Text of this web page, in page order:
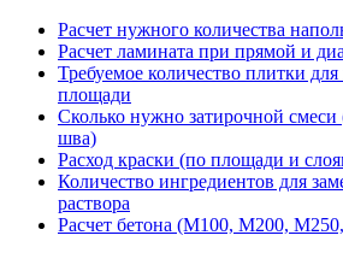
Расчет нужного количества
Расчет ламината при прямой и
Требуемое количество плитки
площади
Сколько нужно затирочной
шва)
Расход краски (по площади и
Количество ингредиентов для
раствора
Расчет бетона (М100, М200,